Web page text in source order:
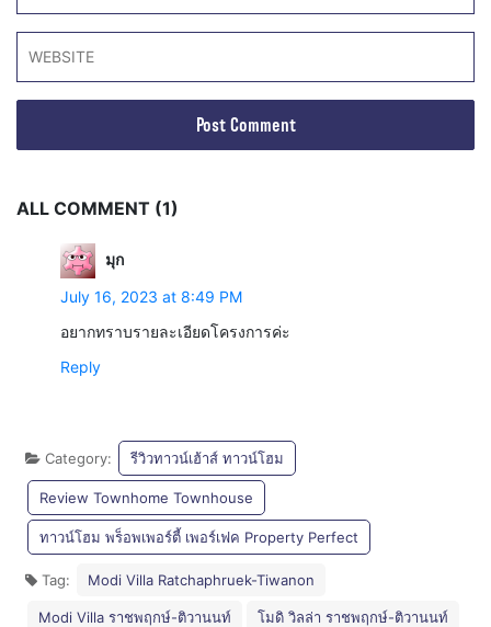
ALL COMMENT (1)
มุก
July 16, 2023 at 8:49 PM
อยากทราบรายละเอียดโครงการค่ะ
Reply
Category: รีวิวทาวน์เฮ้าส์ ทาวน์โฮม
Review Townhome Townhouse
ทาวน์โฮม พร็อพเพอร์ตี้ เพอร์เฟค Property Perfect
Tag: Modi Villa Ratchaphruek-Tiwanon
Modi Villa ราชพฤกษ์-ติวานนท์ โมดิ วิลล่า ราชพฤกษ์-ติวานนท์